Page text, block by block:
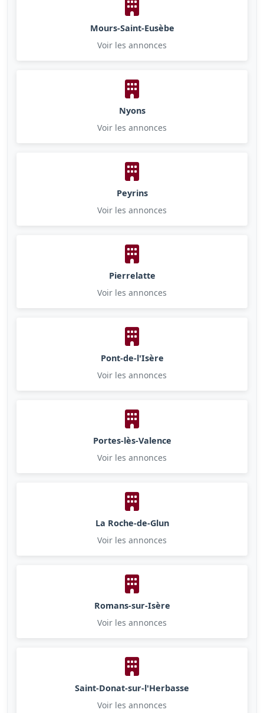
Mours-Saint-Eusèbe
Voir les annonces
Nyons
Voir les annonces
Peyrins
Voir les annonces
Pierrelatte
Voir les annonces
Pont-de-l'Isère
Voir les annonces
Portes-lès-Valence
Voir les annonces
La Roche-de-Glun
Voir les annonces
Romans-sur-Isère
Voir les annonces
Saint-Donat-sur-l'Herbasse
Voir les annonces